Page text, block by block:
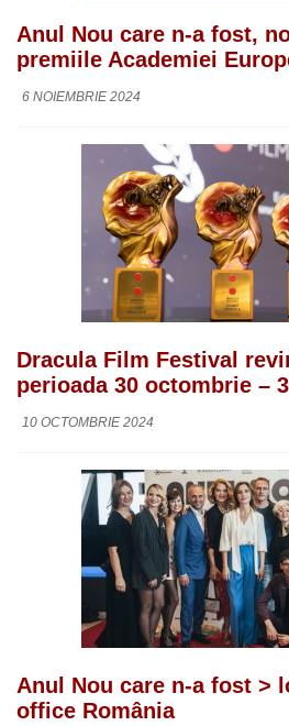
Anul Nou care n-a fost,
premiile Academiei
6 NOIEMBRIE 2024
Dracula Film Festival
perioada 30 octombrie –
10 OCTOMBRIE 2024
Anul Nou care n-a fost >
office România